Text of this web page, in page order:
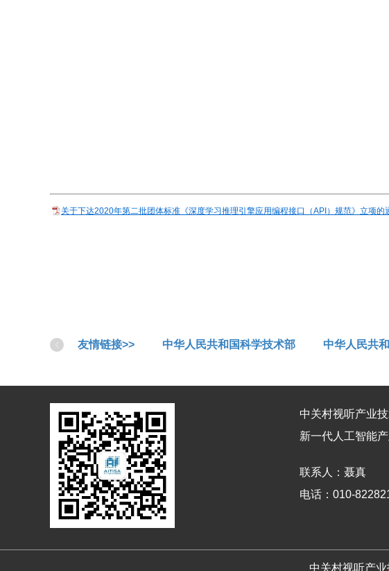
关于下达2020年第二批团体标准《深度学习推理引擎应用编程接口（API）规范》立项的
友情链接>> 中华人民共和国科学技术部 中华人民共
中关村视听产业
新一代人工智能
联系人： 聂真
电话：010-
中关村视听产